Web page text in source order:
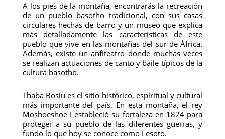
A los pies de la montaña, encontrarás la recreación
de un pueblo basotho tradicional, con sus casas
circulares hechas de barro y un museo que explica
más detalladamente las características de este
pueblo que vive en las montañas del sur de África.
Además, existe un anfiteatro donde muchas veces
se realizan actuaciones de canto y baile típicos de la
cultura basotho.
Thaba Bosiu es el sitio histórico, espiritual y cultural
más importante del país. En esta montaña, el rey
Moshoeshoe I estableció su fortaleza en 1824 para
proteger a su pueblo de las diferentes guerras, y
fundó lo que hoy se conoce como Lesoto.